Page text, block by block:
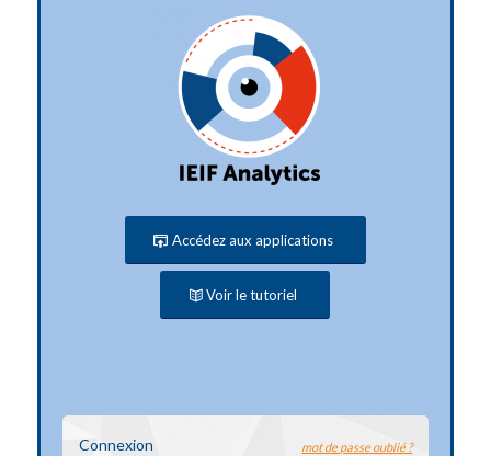
Accédez aux applications
Voir le tutoriel
Connexion mot de passe oublié ?